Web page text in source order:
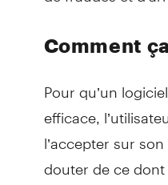
Comment
Pour qu’un
efficace,
l’accepter sur
douter de ce dont